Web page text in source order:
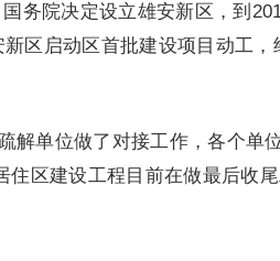
务院决定设立雄安新区，到
区启动区首批建设项目动工
解单位做了对接工作，各个单
住区建设工程目前在做最后收